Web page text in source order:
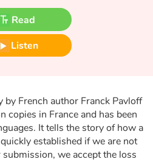
poetry
Read
Listen
French author Franck Pavloff
copies in France and has been
It tells the story of how a
established if we are not
we accept the loss